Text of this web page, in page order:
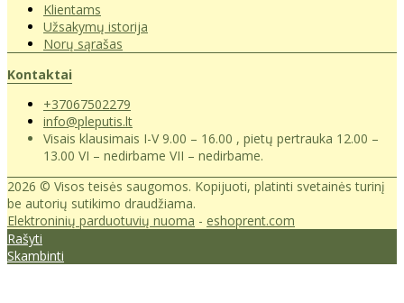
Klientams
Užsakymų istorija
Norų sąrašas
Kontaktai
+37067502279
info@pleputis.lt
Visais klausimais I-V 9.00 – 16.00 , pietų pertrauka 12.00 –
13.00 VI – nedirbame VII – nedirbame.
2026 © Visos teisės saugomos. Kopijuoti, platinti svetainės turinį
be autorių sutikimo draudžiama.
Elektroninių parduotuvių nuoma - eshoprent.com
Rašyti
Skambinti